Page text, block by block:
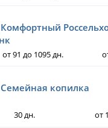
Комфортный
от 91 до 1095 дн.
Семейная копилка
30 дн. от